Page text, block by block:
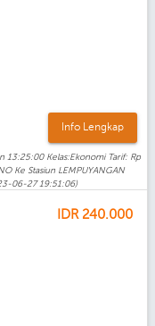
Info Lengkap
13:25:00 Kelas:Ekonomi Tarif: Rp
Ke Stasiun LEMPUYANGAN
06-27 19:51:06)
IDR 240.000